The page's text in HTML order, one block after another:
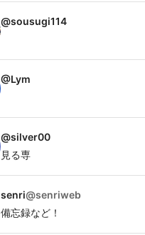
@sousugi114
@Lym
@silver00
見る専
senri@senriweb
備忘録など！